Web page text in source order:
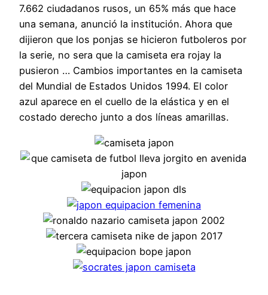
7.662 ciudadanos rusos, un 65% más que hace
una semana, anunció la institución. Ahora que
dijieron que los ponjas se hicieron futboleros por
la serie, no sera que la camiseta era rojay la
pusieron … Cambios importantes en la camiseta
del Mundial de Estados Unidos 1994. El color
azul aparece en el cuello de la elástica y en el
costado derecho junto a dos líneas amarillas.